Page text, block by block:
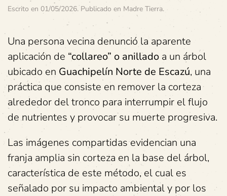
Escrito en 01/05/2026. Publicado en Madre Tierra.
Una persona vecina denunció la aparente
aplicación de “collareo” o anillado a un árbol
ubicado en Guachipelín Norte de Escazú, una
práctica que consiste en remover la corteza
alrededor del tronco para interrumpir el flujo
de nutrientes y provocar su muerte progresiva.
Las imágenes compartidas evidencian una
franja amplia sin corteza en la base del árbol,
característica de este método, el cual es
señalado por su impacto ambiental y por los